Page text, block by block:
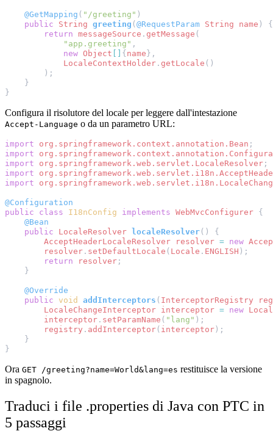
@GetMapping ( "/greeting" )
public
String greeting (@RequestParam String name )
{
return messageSource . getMessage (
"app.greeting" ,
new Object [] {name},
LocaleContextHolder . getLocale ()
);
}
}
Configura il risolutore del locale per leggere dall'intestazione
Accept-Language o da un parametro URL:
import org.springframework.context.annotation.Bean ;
import
import
org.springframework.web.servlet.LocaleResolver ;
import
import
@Configuration
public
class I18nConfig implements WebMvcConfigurer {
@Bean
public
LocaleResolver localeResolver ()
{
AcceptHeaderLocaleResolver
resolver = new
resolver . setDefaultLocale ( Locale . ENGLISH );
return
resolver ;
}
@Override
public void addInterceptors ( InterceptorRegistry
LocaleChangeInterceptor interceptor = new
interceptor . setParamName ( "lang" );
registry . addInterceptor ( interceptor);
}
}
Ora GET /greeting?name=World&lang=es restituisce la versione
in spagnolo.
Traduci i file .properties di Java con PTC in
5 passaggi